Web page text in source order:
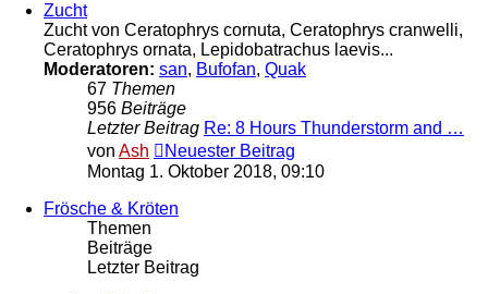
Zucht
Zucht von Ceratophrys cornuta, Ceratophrys cranwelli,
Ceratophrys ornata, Lepidobatrachus laevis...
Moderatoren: san, Bufofan, Quak
67 Themen
956 Beiträge
Letzter Beitrag Re: 8 Hours Thunderstorm and …
von Ash
Neuester Beitrag
Montag 1. Oktober 2018, 09:10
Frösche & Kröten
Themen
Beiträge
Letzter Beitrag